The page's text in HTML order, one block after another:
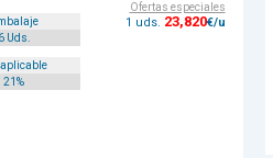
6 Uds.
aplicable
21%
Ofertas especiales
1 uds. 23,820€/u